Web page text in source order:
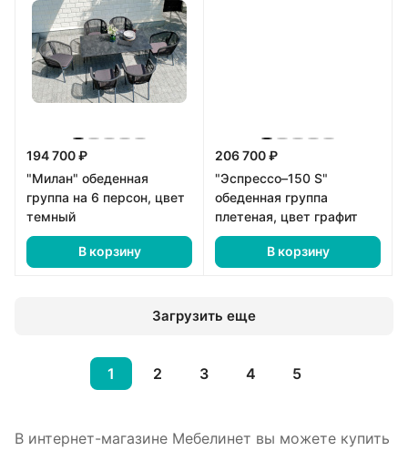
194 700 ₽
"Милан" обеденная
группа на 6 персон, цвет
темный
В корзину
206 700 ₽
"Эспрессо–150 S"
обеденная группа
плетеная, цвет графит
В корзину
Загрузить еще
1 2 3 4 5
В интернет-магазине Мебелинет вы можете купить